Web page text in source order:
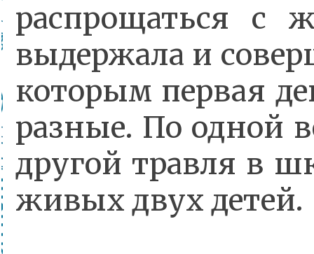
распрощаться с
выдержала и
которым первая
разные. По одной
другой травля в
живых двух детей.